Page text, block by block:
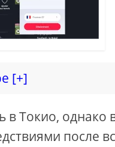
[+]
Токио, однако
после